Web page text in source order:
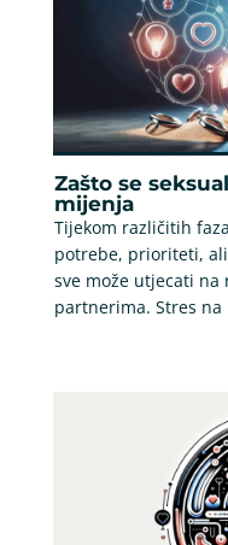
Zašto se
mijenja
Tijekom različitih
potrebe, prioriteti,
sve može utjecati
partnerima. Stres na